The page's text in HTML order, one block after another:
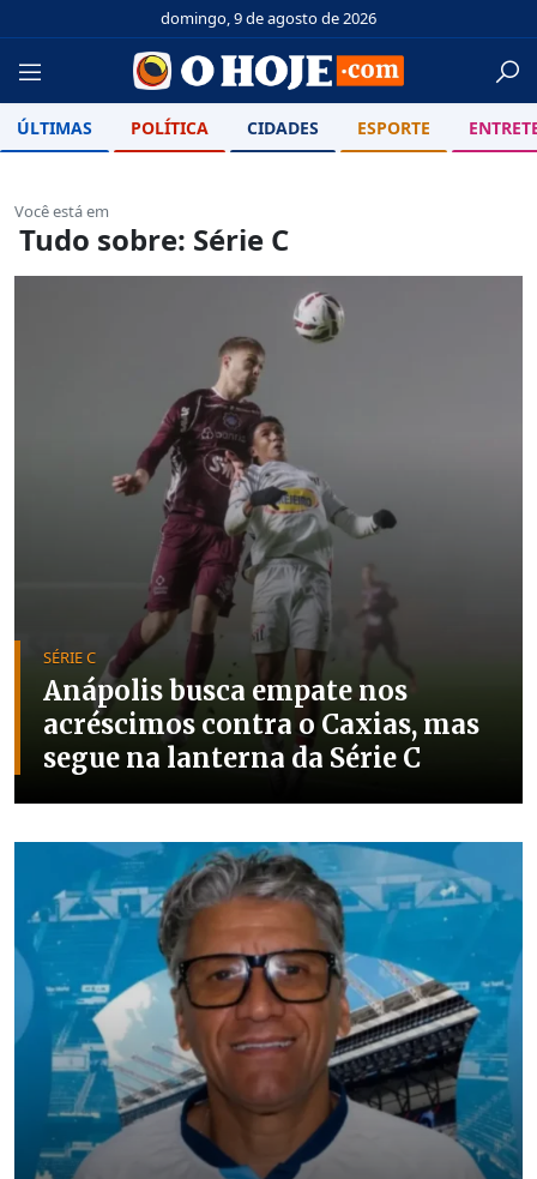
domingo, 9 de agosto de 2026
ÚLTIMAS POLÍTICA CIDADES ESPORTE
Você está em
Tudo sobre: Série C
SÉRIE C
Anápolis busca empate nos
acréscimos contra o Caxias, mas
segue na lanterna da Série C